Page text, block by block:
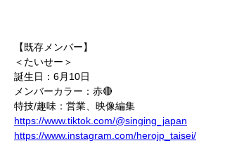
【既存メンバー】
＜たいせー＞
誕生日：6月10日
メンバーカラー：赤🔴
特技/趣味：営業、映像編集
https://www.tiktok.com/@singing_japan
https://www.instagram.com/herojp_taisei/